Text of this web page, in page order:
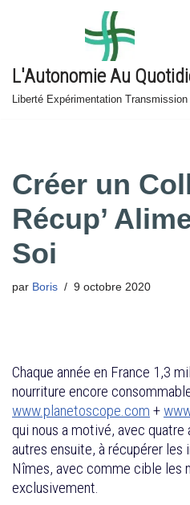
contenu
L'Autonomie Au
Liberté Expérimentation Transmission
Créer un
Récup’
Soi
par Boris 9 octobre 2020
Chaque année en France 1,3
nourriture encore
www.planetoscope.com +
qui nous a motivé, avec
autres ensuite, à récupérer les
Nîmes, avec comme cible les
exclusivement.